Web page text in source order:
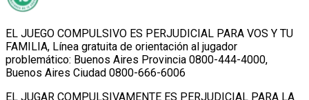
EL JUEGO COMPULSIVO ES PERJUDICIAL PARA VOS Y TU
FAMILIA, Línea gratuita de orientación al jugador
problemático: Buenos Aires Provincia 0800-444-4000,
Buenos Aires Ciudad 0800-666-6006
EL JUGAR COMPULSIVAMENTE ES PERJUDICIAL PARA LA